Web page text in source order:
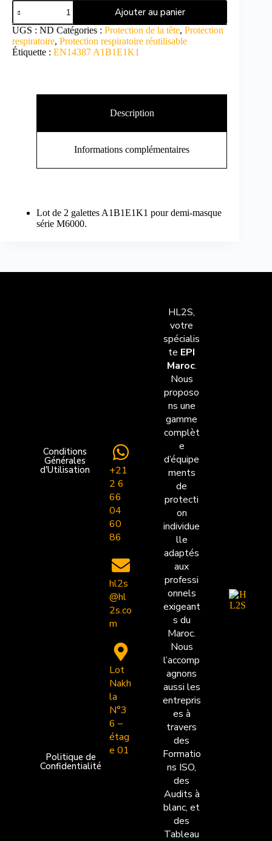
Ajouter au panier
UGS : ND Catégories : Protection de la tête, Protection
respiratoire, Protection respiratoire réutilisable
Étiquette : EN14387 A1B1E1K1
Description
Informations complémentaires
Lot de 2 galettes A1B1E1K1 pour demi-masque
série M6000.
HL2S,
votre
spécialis
te EPI
Maroc.
Nous
proposo
ns une
gamme
complèt
e
d’équipe
ments
de
protecti
on
individue
lle
adaptés
aux
professi
onnels
exigeant
s du
Maroc.
Nous
l’accomp
agnons
aussi les
entrepris
es à
travers
des
Formatio
ns ISO,
des
Audits à
blanc, et
des
Tableau
+21
2 6
66
04
60
86
hl2s
@hl
2s.co
m
Lot
Nakh
la
N°3
6 –
étag
e 01
Conditions
Générales
d'Utilisation
Politique de
Confidentialité